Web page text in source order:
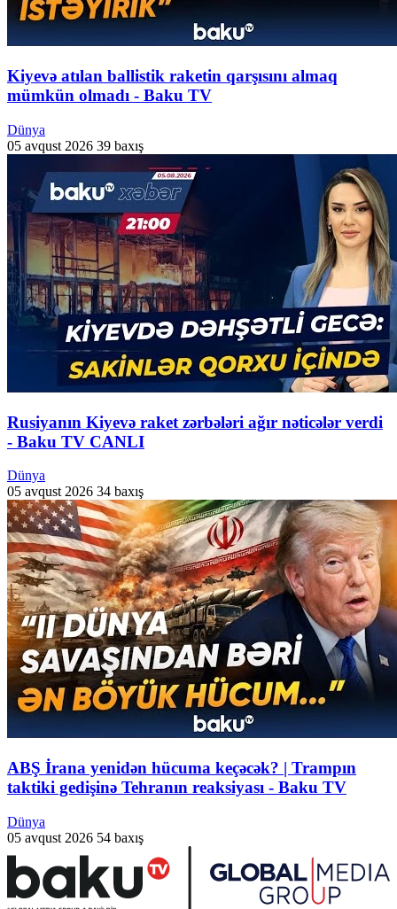
Kiyevə atılan ballistik raketin qarşısını almaq
mümkün olmadı - Baku TV
Dünya
05 avqust 2026 39 baxış
Rusiyanın Kiyevə raket zərbələri ağır nəticələr verdi
- Baku TV CANLI
Dünya
05 avqust 2026 34 baxış
ABŞ İrana yenidən hücuma keçəcək? | Trampın
taktiki gedişinə Tehranın reaksiyası - Baku TV
Dünya
05 avqust 2026 54 baxış